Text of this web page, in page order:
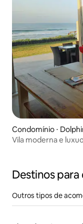
Condomínio ⋅
Vila moderna e
Destinos
Outros tipos de